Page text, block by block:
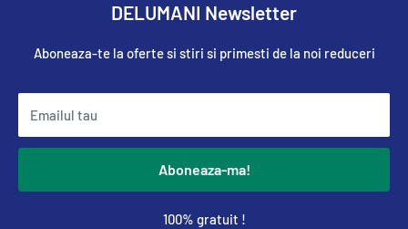
DELUMANI Newsletter
Aboneaza-te la oferte si stiri si primesti de la noi reduceri
Emailul tau
Aboneaza-ma!
100% gratuit !